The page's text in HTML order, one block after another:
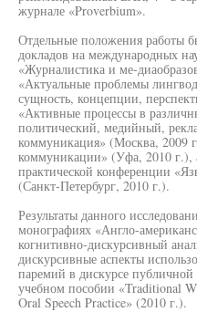
журнале «Proverbium».
Отдельные положения работы
докладов на международных
«Журналистика и ме-
«Актуальные проблемы
сущность, концепции,
«Активные процессы в
политический, медийный,
коммуникация» (Москва, 2009
коммуникации» (Уфа, 2010 г.),
практической конференции
(Санкт-Петербург, 2010 г.).
Результаты данного
монографиях «Англо-
когнитивно-дискурсивный
дискурсивные аспекты
паремий в дискурсе
учебном пособии «Traditional
Oral Speech Practice» (2010 г.).